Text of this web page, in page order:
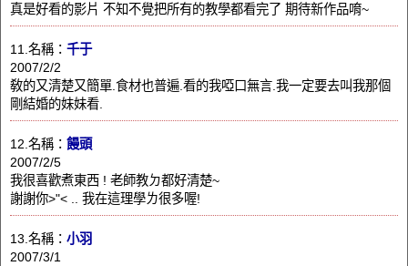
真是好看的影片 不知不覺把所有的教學都看完了 期待新作品唷~
11.名稱： 千于
2007/2/2
敎的又清楚又簡單.食材也普遍.看的我啞口無言.我一定要去叫我那個
剛結婚的妹妹看.
12.名稱： 饅頭
2007/2/5
我很喜歡煮東西 ! 老師教ㄉ都好清楚~
謝謝你>"< .. 我在這理學ㄌ很多喔!
13.名稱： 小羽
2007/3/1